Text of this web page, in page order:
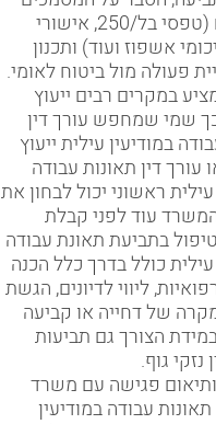
הסבר על המסמכים
הדרושים (טפסי בל/250, אישורי
אשפוז ועוד) ותכנון
פעולה מול ביטוח לאומי.
במקרים רבים ייעוץ
שמי שמחפש עורך דין
במודיעין עילית ייעוץ
עורך דין תאונות עבודה
עילית ראשוני יכול לבחון את
עוד לפני קבלת
בתביעת תאונת עבודה
עילית כולל בדרך כלל הכנה
ליווי לדיונים, הגשת
של דחייה או קביעה
הצורך גם תביעות
נזקי גוף.
פגישה עם משרד
תאונות עבודה במודיעין